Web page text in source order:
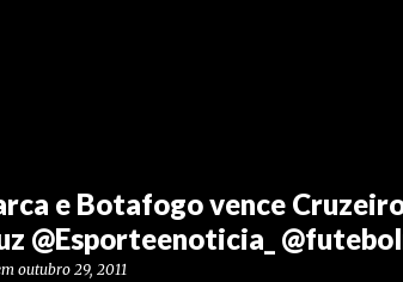
e Botafogo vence
@Esporteenoticia_
outubro 29, 2011